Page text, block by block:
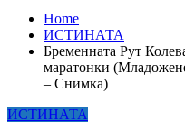
Home
ИСТИНАТА
Бременната Рут
маратонки
– Снимка)
ИСТИНАТА